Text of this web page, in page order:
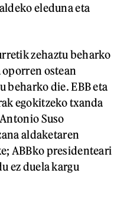
eleduna eta
zehaztu beharko
ostean
beharko die. EBB eta
egokitzeko txanda
Suso
aldaketaren
ABBko presidenteari
ez duela kargu